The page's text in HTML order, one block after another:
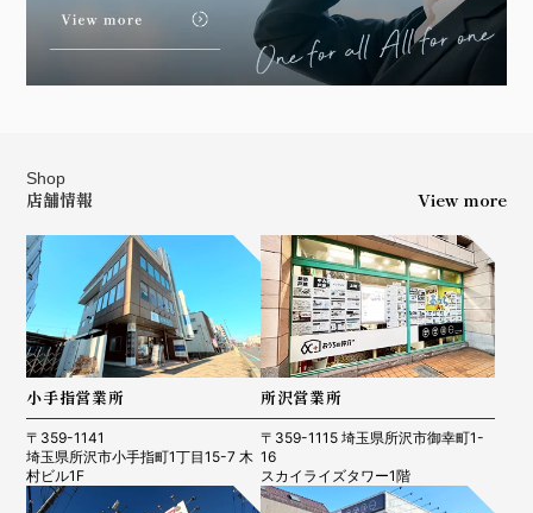
Shop
店舗情報 View more
小手指営業所
〒359-1141
埼玉県所沢市小手指町1丁目15-7 木
村ビル1F
所沢営業所
〒359-1115 埼玉県所沢市御幸町1-
16
スカイライズタワー1階